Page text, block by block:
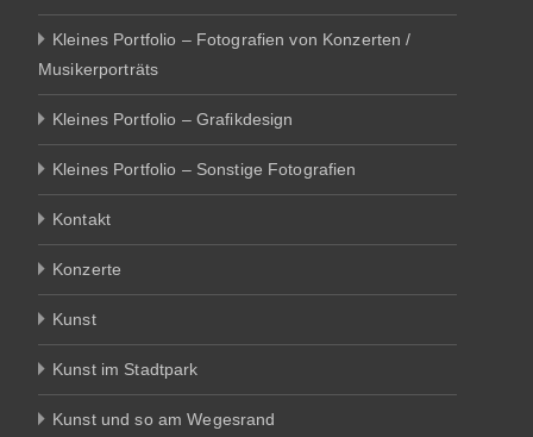
Kleines Portfolio – Fotografien von Konzerten /
Musikerporträts
Kleines Portfolio – Grafikdesign
Kleines Portfolio – Sonstige Fotografien
Kontakt
Konzerte
Kunst
Kunst im Stadtpark
Kunst und so am Wegesrand